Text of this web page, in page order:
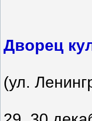
Дворец
(ул.